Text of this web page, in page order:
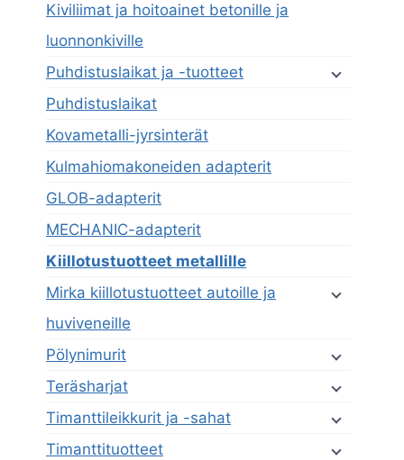
Kiviliimat ja hoitoainet betonille ja
luonnonkiville
Puhdistuslaikat ja -tuotteet
Puhdistuslaikat
Kovametalli-jyrsinterät
Kulmahiomakoneiden adapterit
GLOB-adapterit
MECHANIC-adapterit
Kiillotustuotteet metallille
Mirka kiillotustuotteet autoille ja
huviveneille
Pölynimurit
Teräsharjat
Timanttileikkurit ja -sahat
Timanttituotteet